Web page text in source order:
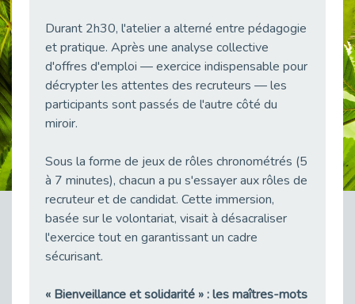
Publié le 29/04/2026
28 avril : Agir ensemble pour une culture de prévention au travail
Publié le 27/04/2026
Mobilisation pour l’alternance et le handicap
Publié le 23/04/2026
Témoignage : "Le maintien en emploi est un investissement, pas une contrainte."
Publié le 22/04/2026
L’équipe de Cap Emploi 92 s’agrandit : Bienvenue à Charmila, Khoudia et Fadila !
Publié le 20/04/2026
Publié le 20/04/2026
Durant 2h30, l'atelier a alterné entre pédagogie
et pratique. Après une analyse collective
d'offres d'emploi — exercice indispensable pour
décrypter les attentes des recruteurs — les
participants sont passés de l'autre côté du
miroir.
Sous la forme de jeux de rôles chronométrés (5
à 7 minutes), chacun a pu s'essayer aux rôles de
recruteur et de candidat. Cette immersion,
basée sur le volontariat, visait à désacraliser
l'exercice tout en garantissant un cadre
sécurisant.
« Bienveillance et solidarité » : les maîtres-mots